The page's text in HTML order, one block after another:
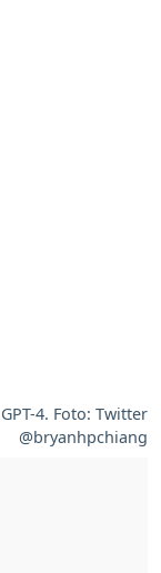
4. Foto: Twitter
@bryanhpchiang